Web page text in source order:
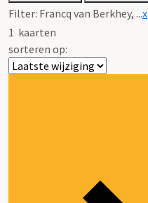
Filter: Francq van Berkhey, ...x
1 kaarten
sorteren op: